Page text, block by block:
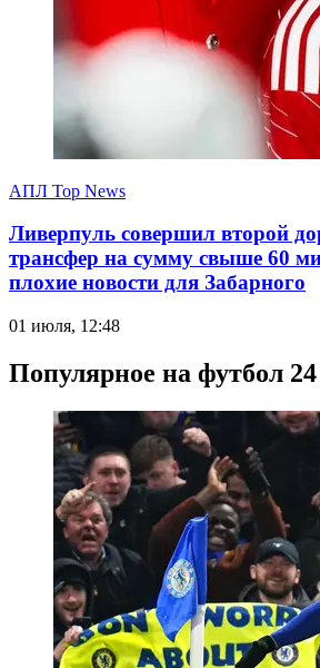
АПЛ Top News
Ливерпуль совершил второй
трансфер на сумму свыше 60
плохие новости для Забарного
01 июля, 12:48
Популярное на футбол 24